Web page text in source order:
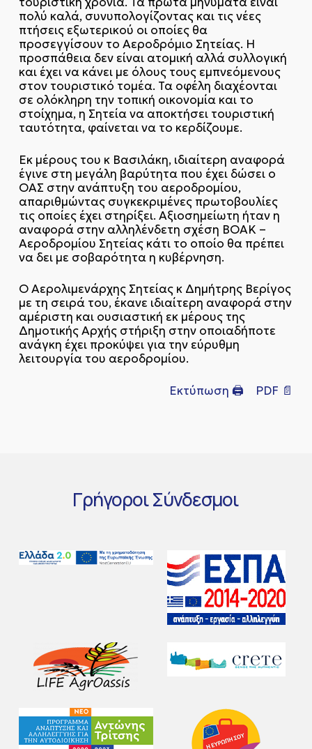
πολύ καλά, συνυπολογίζοντας και τις νέες
πτήσεις εξωτερικού οι οποίες θα
προσεγγίσουν το Αεροδρόμιο Σητείας. Η
προσπάθεια δεν είναι ατομική αλλά συλλογική
και έχει να κάνει με όλους τους εμπνεόμενους
στον τουριστικό τομέα. Τα οφέλη διαχέονται
σε ολόκληρη την τοπική οικονομία και το
στοίχημα, η Σητεία να αποκτήσει τουριστική
ταυτότητα, φαίνεται να το κερδίζουμε.
Εκ μέρους του κ Βασιλάκη, ιδιαίτερη αναφορά
έγινε στη μεγάλη βαρύτητα που έχει δώσει ο
ΟΑΣ στην ανάπτυξη του αεροδρομίου,
απαριθμώντας συγκεκριμένες πρωτοβουλίες
τις οποίες έχει στηρίξει. Αξιοσημείωτη ήταν η
αναφορά στην αλληλένδετη σχέση ΒΟΑΚ –
Αεροδρομίου Σητείας κάτι το οποίο θα πρέπει
να δει με σοβαρότητα η κυβέρνηση.
Ο Αερολιμενάρχης Σητείας κ Δημήτρης Βερίγος
με τη σειρά του, έκανε ιδιαίτερη αναφορά στην
αμέριστη και ουσιαστική εκ μέρους της
Δημοτικής Αρχής στήριξη στην οποιαδήποτε
ανάγκη έχει προκύψει για την εύρυθμη
λειτουργία του αεροδρομίου.
Εκτύπωση 🖨 PDF 📄
ΓρήγοροιΣύνδεσμοι